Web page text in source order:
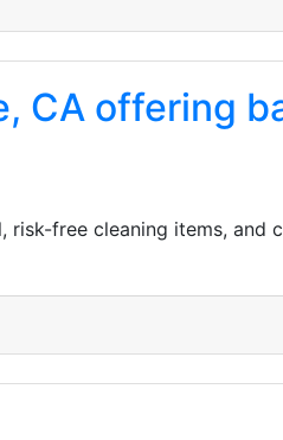
CA offering
free cleaning items, and